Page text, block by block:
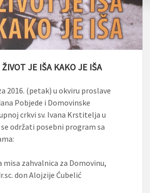
JE IŠA KAKO JE IŠA
2016. (petak) u okviru proslave
Pobjede i Domovinske
crkvi sv. Ivana Krstitelja u
održati posebni program sa
misa zahvalnica za Domovinu,
don Alojzije Ćubelić